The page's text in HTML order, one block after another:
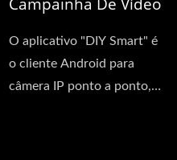
O aplicativo "DIY Smart" é
o cliente Android para
câmera IP ponto a ponto,